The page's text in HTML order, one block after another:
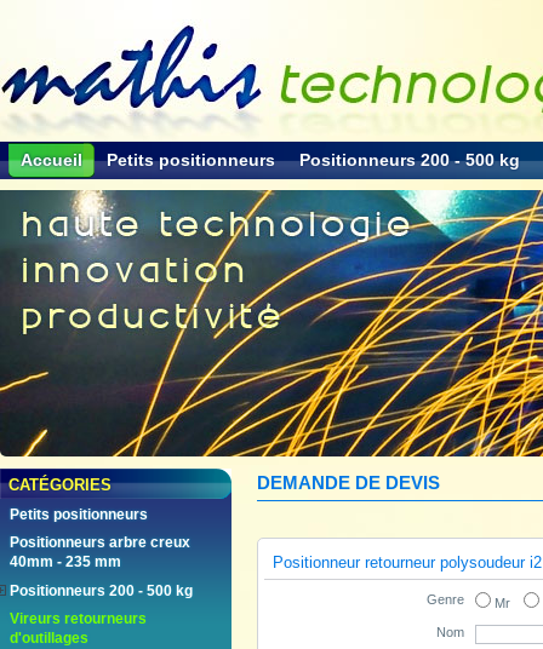
Accueil Petits positionneurs Positionneurs 200 - 500 kg
CATÉGORIES
Petits positionneurs
Positionneurs arbre creux
40mm - 235 mm
Positionneurs 200 - 500 kg
Vireurs retourneurs
d'outillages
DEMANDE DE DEVIS
Positionneur retourneur polysoudeur
Genre Mr
Nom